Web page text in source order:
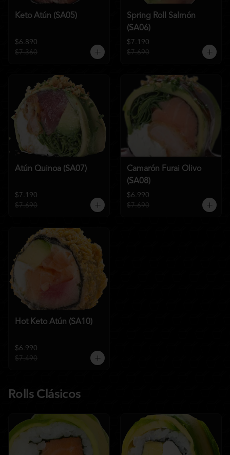
Keto Atún (SA05)
$6.890
$7.360
Spring Roll Salmón
(SA06)
$7.190
$7.690
Atún Quinoa (SA07)
$7.190
$7.690
Camarón Furai Olivo
(SA08)
$6.990
$7.690
Hot Keto Atún (SA10)
$6.990
$7.490
Rolls Clásicos